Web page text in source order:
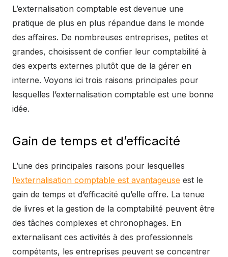
L’externalisation comptable est devenue une
pratique de plus en plus répandue dans le monde
des affaires. De nombreuses entreprises, petites et
grandes, choisissent de confier leur comptabilité à
des experts externes plutôt que de la gérer en
interne. Voyons ici trois raisons principales pour
lesquelles l’externalisation comptable est une bonne
idée.
Gain de temps et d’efficacité
L’une des principales raisons pour lesquelles
l’externalisation comptable est avantageuse est le
gain de temps et d’efficacité qu’elle offre. La tenue
de livres et la gestion de la comptabilité peuvent être
des tâches complexes et chronophages. En
externalisant ces activités à des professionnels
compétents, les entreprises peuvent se concentrer